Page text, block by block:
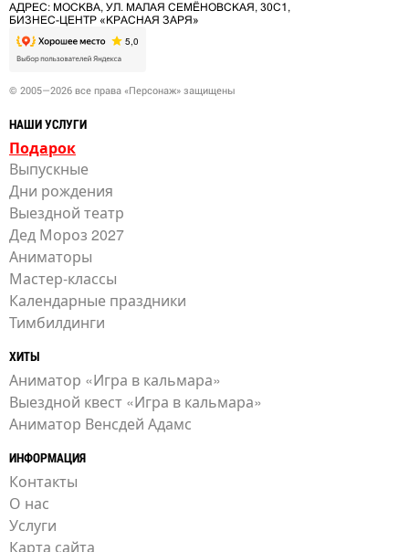
АДРЕС: МОСКВА, УЛ. МАЛАЯ СЕМЁНОВСКАЯ, 30С1,
БИЗНЕС-ЦЕНТР «КРАСНАЯ ЗАРЯ»
© 2005—2026 все права «Персонаж» защищены
НАШИ УСЛУГИ
Подарок
Выпускные
Дни рождения
Выездной театр
Дед Мороз 2027
Аниматоры
Мастер-классы
Календарные праздники
Тимбилдинги
ХИТЫ
Аниматор «Игра в кальмара»
Выездной квест «Игра в кальмара»
Аниматор Венсдей Адамс
ИНФОРМАЦИЯ
Контакты
О нас
Услуги
Карта сайта